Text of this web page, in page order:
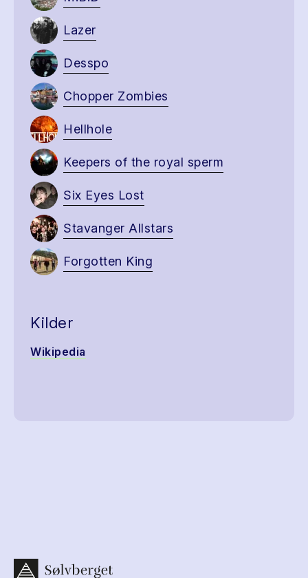
Lazer
Desspo
Chopper Zombies
Hellhole
Keepers of the royal sperm
Six Eyes Lost
Stavanger Allstars
Forgotten King
Kilder
Wikipedia